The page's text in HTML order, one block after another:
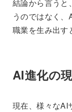
結論から言うと
うのではなく
職業を生み出す
AI進化の
現在、様々なAI